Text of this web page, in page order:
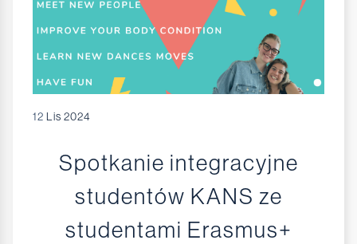
12 Lis 2024
Spotkanie integracyjne
studentów KANS ze
studentami Erasmus+